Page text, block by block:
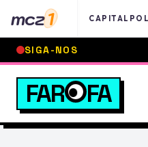
mcz1 CAPITAL
SIGA-NOS
FAR FA